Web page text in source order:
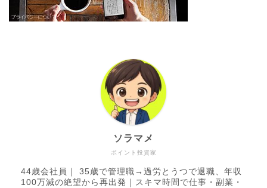
ポイント投資家
ソラマメ
44歳会社員｜ 35歳で管理職→過労とうつで退職、年収
100万減の絶望から再出発｜スキマ時間で仕事・副業・